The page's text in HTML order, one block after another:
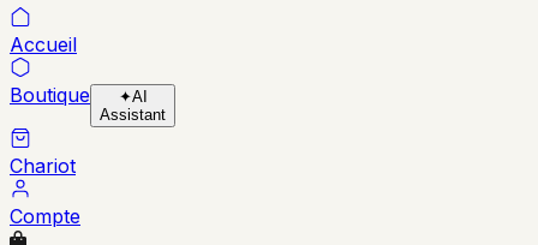
Accueil
Boutique ✦AI
Assistant
Chariot
Compte